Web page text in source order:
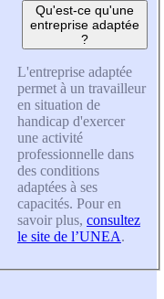
Qu'est-ce qu'une
entreprise adaptée
?
L'entreprise adaptée
permet à un travailleur
en situation de
handicap d'exercer
une activité
professionnelle dans
des conditions
adaptées à ses
capacités. Pour en
savoir plus, consultez
le site de l’UNEA.